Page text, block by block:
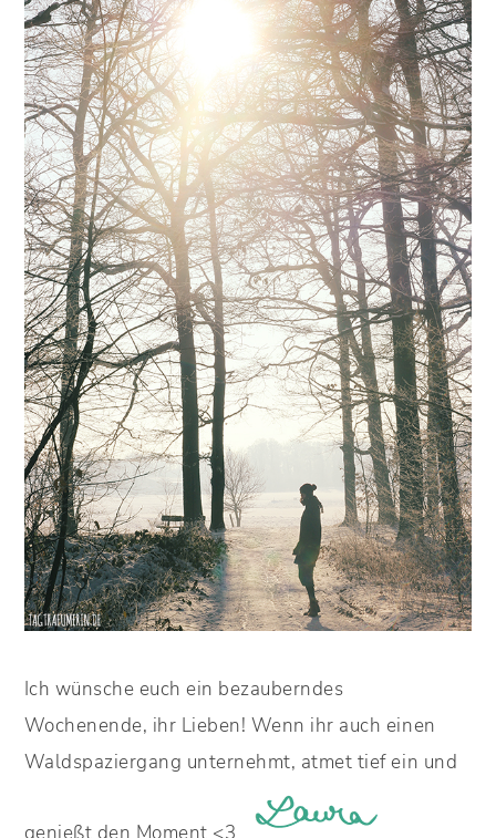
Ich wünsche euch ein bezauberndes
Wochenende, ihr Lieben! Wenn ihr auch einen
Waldspaziergang unternehmt, atmet tief ein und
genießt den Moment <3